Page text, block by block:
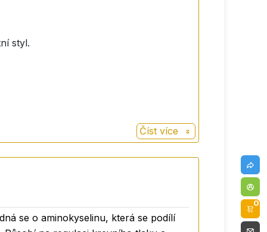
styl.
ve stravě. Je ideální pro každého,
Číst více
se o aminokyselinu, která se podílí
0